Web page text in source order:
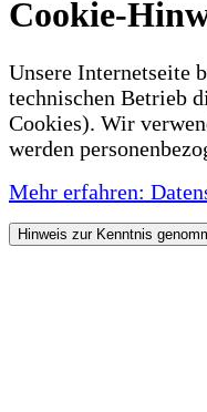
Cookie-
Unsere Internetseite
technischen Betrieb
Cookies). Wir
werden
Mehr erfahren:
Hinweis zur Kenntnis